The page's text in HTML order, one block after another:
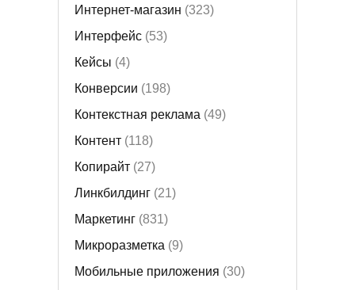
Интернет-магазин (323)
Интерфейс(53)
Кейсы (4)
Конверсии (198)
Контекстная реклама (49)
Контент(118)
Копирайт(27)
Линкбилдинг(21)
Маркетинг(831)
Микроразметка (9)
Мобильные приложения (30)